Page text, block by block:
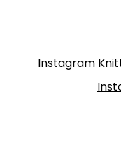
Instagram